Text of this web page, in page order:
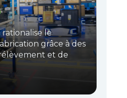
le
grâce à des
et de